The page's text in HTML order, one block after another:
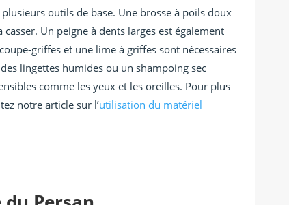
outils de base. Une brosse à poils doux
Un peigne à dents larges est également
griffes et une lime à griffes sont nécessaires
lingettes humides ou un shampoing sec
comme les yeux et les oreilles. Pour plus
notre article sur l’utilisation du matériel